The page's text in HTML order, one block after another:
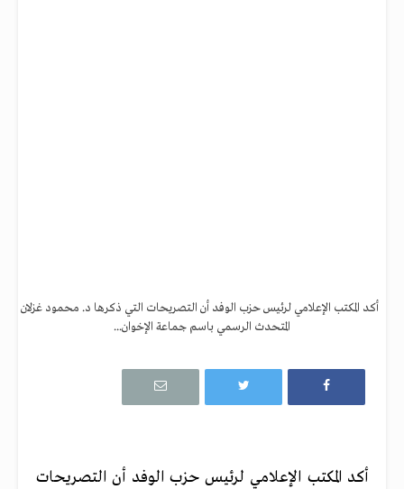
أكد المكتب الإعلامي لرئيس حزب الوفد أن التصريحات التي ذكرها د. محمود غزلان
المتحدث الرسمي باسم جماعة الإخوان...
أكد المكتب الإعلامي لرئيس حزب الوفد أن التصريحات